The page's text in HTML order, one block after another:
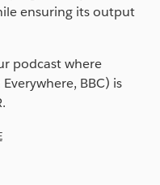
ensuring its output
podcast where
BBC) is